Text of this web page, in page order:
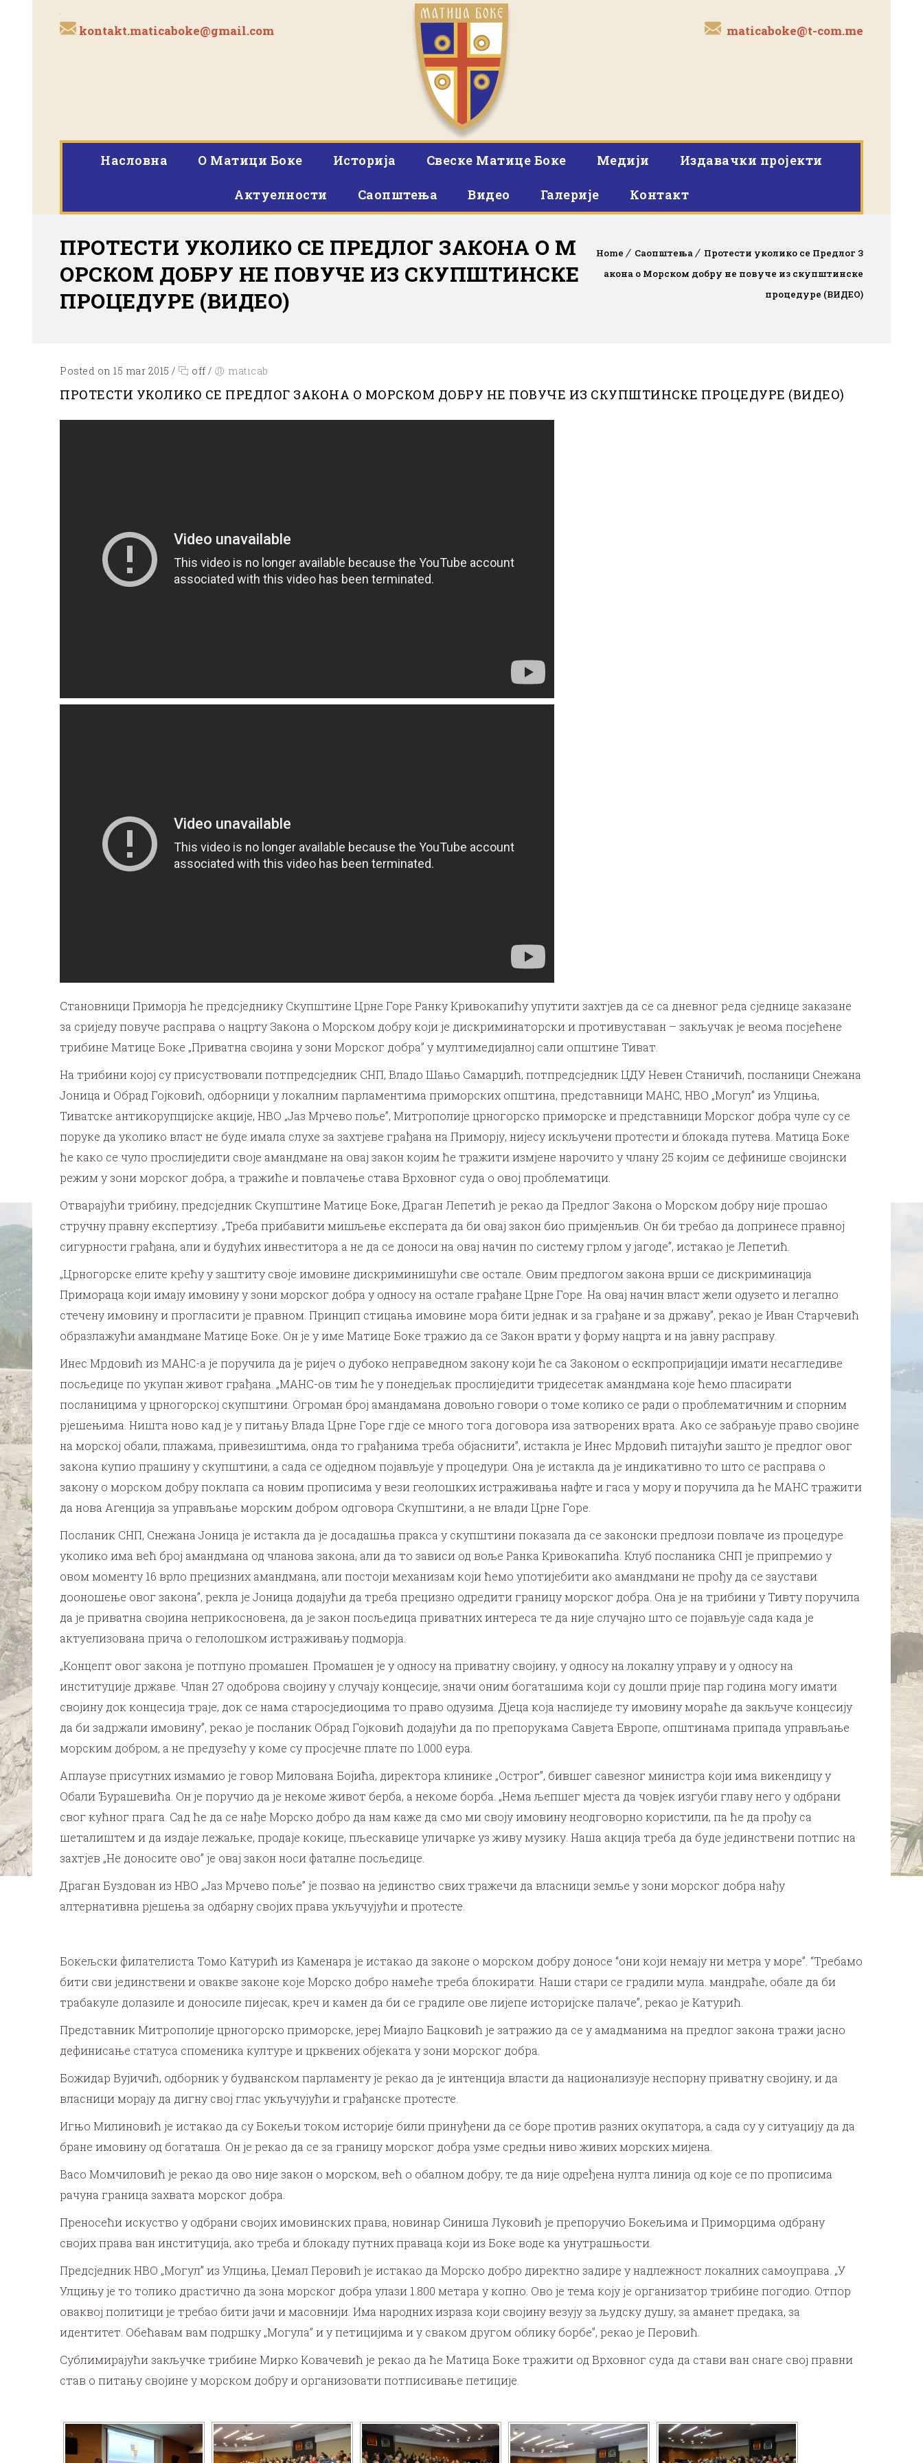
kontakt.maticaboke@gmail.com maticaboke@t-com.me
Насловна O Матици Боке Историја Свеске Матице Боке Медији Издавачки пројекти
Актуелности Саопштења Видео Галерије Контакт
ПРОТЕСТИ УКОЛИКО СЕ ПРЕДЛОГ ЗАКОНА О М
ОРСКОМ ДОБРУ НЕ ПОВУЧЕ ИЗ СКУПШТИНСКЕ
ПРОЦЕДУРЕ (ВИДЕО)
Home Саопштења
Протести уколико се Предлог З
акона о Морском добру не повуче из скупштинске
процедуре (ВИДЕО)
Posted on 15 mar 2015 / off / maticab
ПРОТЕСТИ УКОЛИКО СЕ ПРЕДЛОГ ЗАКОНА О МОРСКОМ ДОБРУ НЕ ПОВУЧЕ ИЗ СКУПШТИНСКЕ ПРОЦЕДУРЕ (ВИДЕО)
Становници Приморја ће предсједнику Скупштине Црне Горе Ранку Кривокапићу упутити захтјев да се са дневног реда сједнице заказане
за сриједу повуче расправа о нацрту Закона о Морском добру који је дискриминаторски и противуставан – закључак је веома посјећене
трибине Матице Боке „Приватна својина у зони Морског добра” у мултимедијалној сали општине Тиват.
На трибини којој су присуствовали потпредсједник СНП, Владо Шањо Самарџић, потпредсједник ЦДУ Невен Станичић, посланици Снежана
Јоница и Обрад Гојковић, одборници у локалним парламентима приморских општина, представници МАНС, НВО „Могул” из Улциња,
Тиватске антикорупцијске акције, НВО „Јаз Мрчево поље”, Митрополије црногорско приморске и представници Морског добра чуле су се
поруке да уколико власт не буде имала слухе за захтјеве грађана на Приморју, нијесу искључени протести и блокада путева. Матица Боке
ће како се чуло прослиједити своје амандмане на овај закон којим ће тражити измјене нарочито у члану 25 којим се дефинише својински
режим у зони морског добра, а тражиће и повлачење става Врховног суда о овој проблематици.
Отварајући трибину, предсједник Скупштине Матице Боке, Драган Лепетић је рекао да Предлог Закона о Морском добру није прошао
стручну правну експертизу. „Треба прибавити мишљење експерата да би овај закон био примјенљив. Он би требао да допринесе правној
сигурности грађана, али и будућих инвеститора а не да се доноси на овај начин по систему грлом у јагоде”, истакао је Лепетић.
„Црногорске елите крећу у заштиту своје имовине дискриминишући све остале. Овим предлогом закона врши се дискриминација
Примораца који имају имовину у зони морског добра у односу на остале грађане Црне Горе. На овај начин власт жели одузето и легално
стечену имовину и прогласити је правном. Принцип стицања имовине мора бити једнак и за грађане и за државу”, рекао је Иван Старчевић
образлажући амандмане Матице Боке. Он је у име Матице Боке тражио да се Закон врати у форму нацрта и на јавну расправу.
Инес Мрдовић из МАНС-а је поручила да је ријеч о дубоко неправедном закону који ће са Законом о ескпропријацији имати несагледиве
посљедице по укупан живот грађана. „МАНС-ов тим ће у понедјељак прослиједити тридесетак амандмана које ћемо пласирати
посланицима у црногорској скупштини. Огроман број амандамана довољно говори о томе колико се ради о проблематичним и спорним
рјешењима. Ништа ново кад је у питању Влада Црне Горе гдје се много тога договора иза затворених врата. Ако се забрањује право својине
на морској обали, плажама, привезиштима, онда то грађанима треба објаснити”, истакла је Инес Мрдовић питајући зашто је предлог овог
закона купио прашину у скупштини, а сада се одједном појављује у процедури. Она је истакла да је индикативно то што се расправа о
закону о морском добру поклапа са новим прописима у вези геолошких истраживања нафте и гаса у мору и поручила да ће МАНС тражити
да нова Агенција за управљање морским добром одговора Скупштини, а не влади Црне Горе.
Посланик СНП, Снежана Јоница је истакла да је досадашња пракса у скупштини показала да се законски предлози повлаче из процедуре
уколико има већ број амандмана од чланова закона, али да то зависи од воље Ранка Кривокапића. Клуб посланика СНП је припремио у
овом моменту 16 врло прецизних амандмана, али постоји механизам који ћемо употијебити ако амандмани не прођу да се заустави
дооношење овог закона”, рекла је Јоница додајући да треба прецизно одредити границу морског добра. Она је на трибини у Тивту поручила
да је приватна својина неприкосновена, да је закон посљедица приватних интереса те да није случајно што се појављује сада када је
актуелизована прича о гелолошком истраживању подморја.
„Концепт овог закона је потпуно промашен. Промашен је у односу на приватну својину, у односу на локалну управу и у односу на
институције државе. Члан 27 одоброва својину у случају концесије, значи оним богаташима који су дошли прије пар година могу имати
својину док концесија траје, док се нама старосједиоцима то право одузима. Дјеца која наслиједе ту имовину мораће да закључе концесију
да би задржали имовину”, рекао је посланик Обрад Гојковић додајући да по препорукама Савјета Европе, општинама припада управљање
морским добром, а не предузећу у коме су просјечне плате по 1.000 еура.
Аплаузе присутних измамио је говор Милована Бојића, директора клинике „Острог”, бившег савезног министра који има викендицу у
Обали Ђурашевића. Он је поручио да је некоме живот берба, а некоме борба. „Нема љепшег мјеста да човјек изгуби главу него у одбрани
свог кућног прага. Сад ће да се нађе Морско добро да нам каже да смо ми своју имовину неодговорно користили, па ће да прођу са
шеталиштем и да издаје лежаљке, продаје кокице, пљескавице уличарке уз живу музику. Наша акција треба да буде јединствени потпис на
захтјев „Не доносите ово” је овај закон носи фаталне посљедице.
Драган Буздован из НВО „Јаз Мрчево поље” је позвао на јединство свих тражечи да власници земље у зони морског добра нађу
алтернативна рјешења за одбарну својих права укључујући и протесте.
Бокељски филателиста Томо Катурић из Каменара је истакао да законе о морском добру доносе “они који немају ни метра у море”. “Требамо
бити сви јединствени и овакве законе које Морско добро намеће треба блокирати. Наши стари се градили мула. мандраће, обале да би
трабакуле долазиле и доносиле пијесак, креч и камен да би се градиле ове лијепе историјске палаче”, рекао је Катурић.
Представник Митрополије црногорско приморске, јереј Миајло Бацковић је затражио да се у амадманима на предлог закона тражи јасно
дефинисање статуса споменика културе и црквених објеката у зони морског добра.
Божидар Вујичић, одборник у будванском парламенту је рекао да је интенција власти да национализује неспорну приватну својину, и да
власници морају да дигну свој глас укључујући и грађанске протесте.
Игњо Милиновић је истакао да су Бокељи током историје били принуђени да се боре против разних окупатора, а сада су у ситуацију да да
бране имовину од богаташа. Он је рекао да се за границу морског добра узме средњи ниво живих морских мијена.
Васо Момчиловић је рекао да ово није закон о морском, већ о обалном добру, те да није одређена нулта линија од које се по прописима
рачуна граница захвата морског добра.
Преносећи искуство у одбрани својих имовинских права, новинар Синиша Луковић је препоручио Бокељима и Приморцима одбрану
својих права ван институција, ако треба и блокаду путних праваца који из Боке воде ка унутрашњости.
Предсједник НВО „Могул” из Улциња, Џемал Перовић је истакао да Морско добро директно задире у надлежност локалних самоуправа. „У
Улцињу је то толико драстично да зона морског добра улази 1.800 метара у копно. Ово је тема коју је организатор трибине погодио. Отпор
оваквој политици је требао бити јачи и масовнији. Има народних израза који својину везују за људску душу, за аманет предака, за
идентитет. Обећавам вам подршку „Могула” и у петицијима и у сваком другом облику борбе”, рекао је Перовић.
Сублимирајући закључке трибине Мирко Ковачевић је рекао да ће Матица Боке тражити од Врховног суда да стави ван снаге свој правни
став о питању својине у морском добру и организовати потписивање петиције.